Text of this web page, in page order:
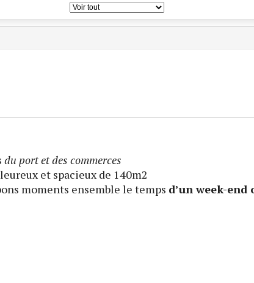
du port et des commerces
et spacieux de 140m2
moments ensemble le temps d’un week-end